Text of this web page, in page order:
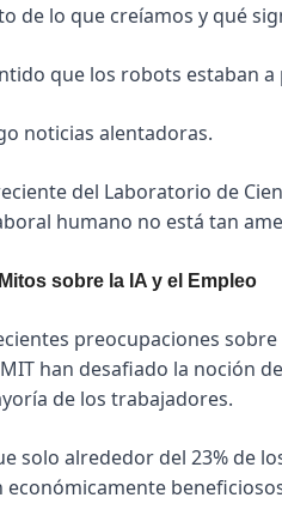
de lo que creíamos y qué
que los robots estaban
noticias alentadoras.
del Laboratorio de
humano no está tan
sobre la IA y el Empleo
preocupaciones
han desafiado la noción
de los trabajadores.
solo alrededor del 23% de